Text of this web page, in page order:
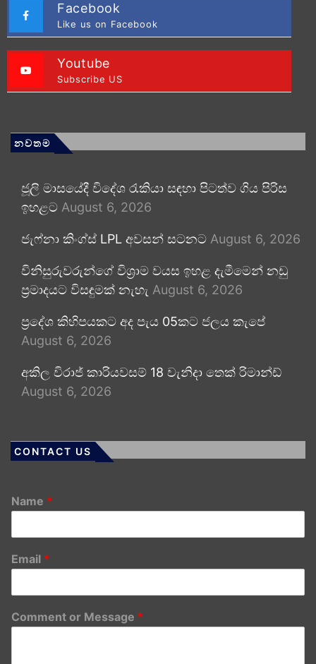
Facebook
Like us on Facebook
Youtube
Subscribe US
නවතම
ජූලි මාසයේදී විදේශ රැකියා සඳහා පිටත්ව ගිය පිරිස
ඉහළට August 6, 2026
ජැෆ්නා කිංග්ස් LPL අවසන් සටනට August 6, 2026
විනිසුරුවරුන්ගේ විශ්‍රාම වයස ඉහළ දැමීමෙන් නඩු
ප්‍රමාදයට විසඳුමක් නැහැ August 6, 2026
ප්‍රදේශ කිහිපයකට අද පැය 05කට ජලය කැපේ
August 6, 2026
අකිල විරාජ් කාරියවසම් 18 වැනිදා තෙක් රිමාන්ඩ්
August 6, 2026
CONTACT US
Name *
Email *
Comment or Message *